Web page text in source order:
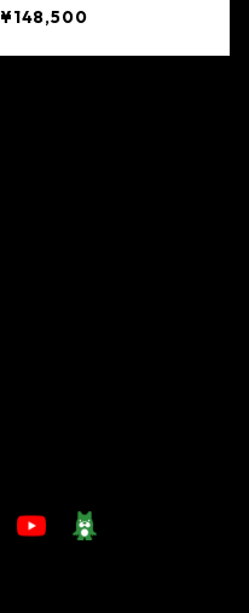
¥148,500